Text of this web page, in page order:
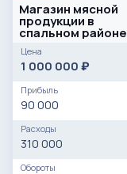
Магазин мясной
продукции в
спальном районе
Цена
1 000 000 ₽
Прибыль
90 000
Расходы
310 000
Обороты